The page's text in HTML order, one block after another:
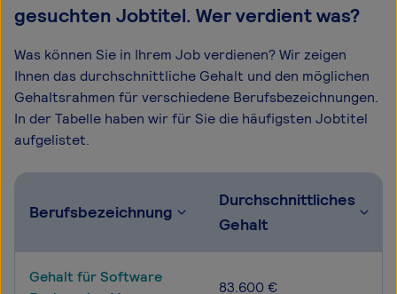
gesuchten Jobtitel. Wer verdient was?
Was können Sie in Ihrem Job verdienen? Wir zeigen
Ihnen das durchschnittliche Gehalt und den möglichen
Gehaltsrahmen für verschiedene Berufsbezeichnungen.
In der Tabelle haben wir für Sie die häufigsten Jobtitel
aufgelistet.
Berufsbezeichnung
Durchschnittliches
Gehalt
Gehalt für Software
83.600 €